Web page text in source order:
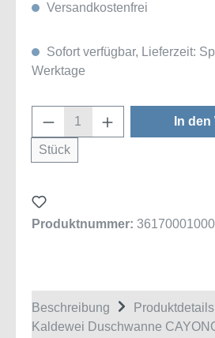
Versandkostenfrei
Sofort verfügbar, Lieferzeit:
Werktage
Produkt Anzahl: Gib
Stück
In
Produktnummer:
Beschreibung
Kaldewei Duschwanne